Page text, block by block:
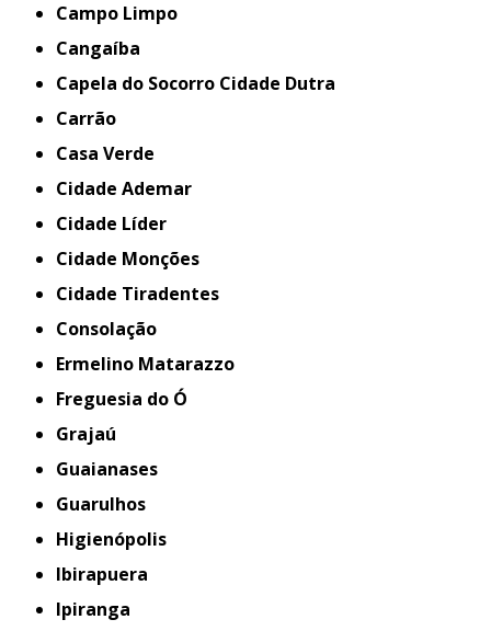
Campo Limpo
Cangaíba
Capela do Socorro Cidade Dutra
Carrão
Casa Verde
Cidade Ademar
Cidade Líder
Cidade Monções
Cidade Tiradentes
Consolação
Ermelino Matarazzo
Freguesia do Ó
Grajaú
Guaianases
Guarulhos
Higienópolis
Ibirapuera
Ipiranga